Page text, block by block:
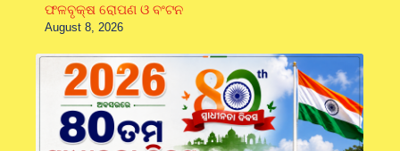
ଫଳବୃକ୍ଷ ରୋପଣ ଓ ବଂଟନ
August 8, 2026